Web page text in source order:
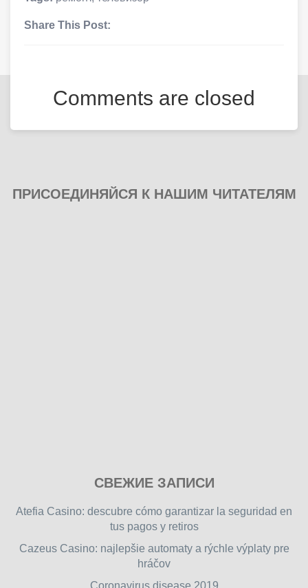
Share This Post:
Comments are closed
ПРИСОЕДИНЯЙСЯ К НАШИМ ЧИТАТЕЛЯМ
free
games
СВЕЖИЕ ЗАПИСИ
Atefia Casino: descubre cómo garantizar la seguridad en
tus pagos y retiros
Cazeus Casino: najlepšie automaty a rýchle výplaty pre
hráčov